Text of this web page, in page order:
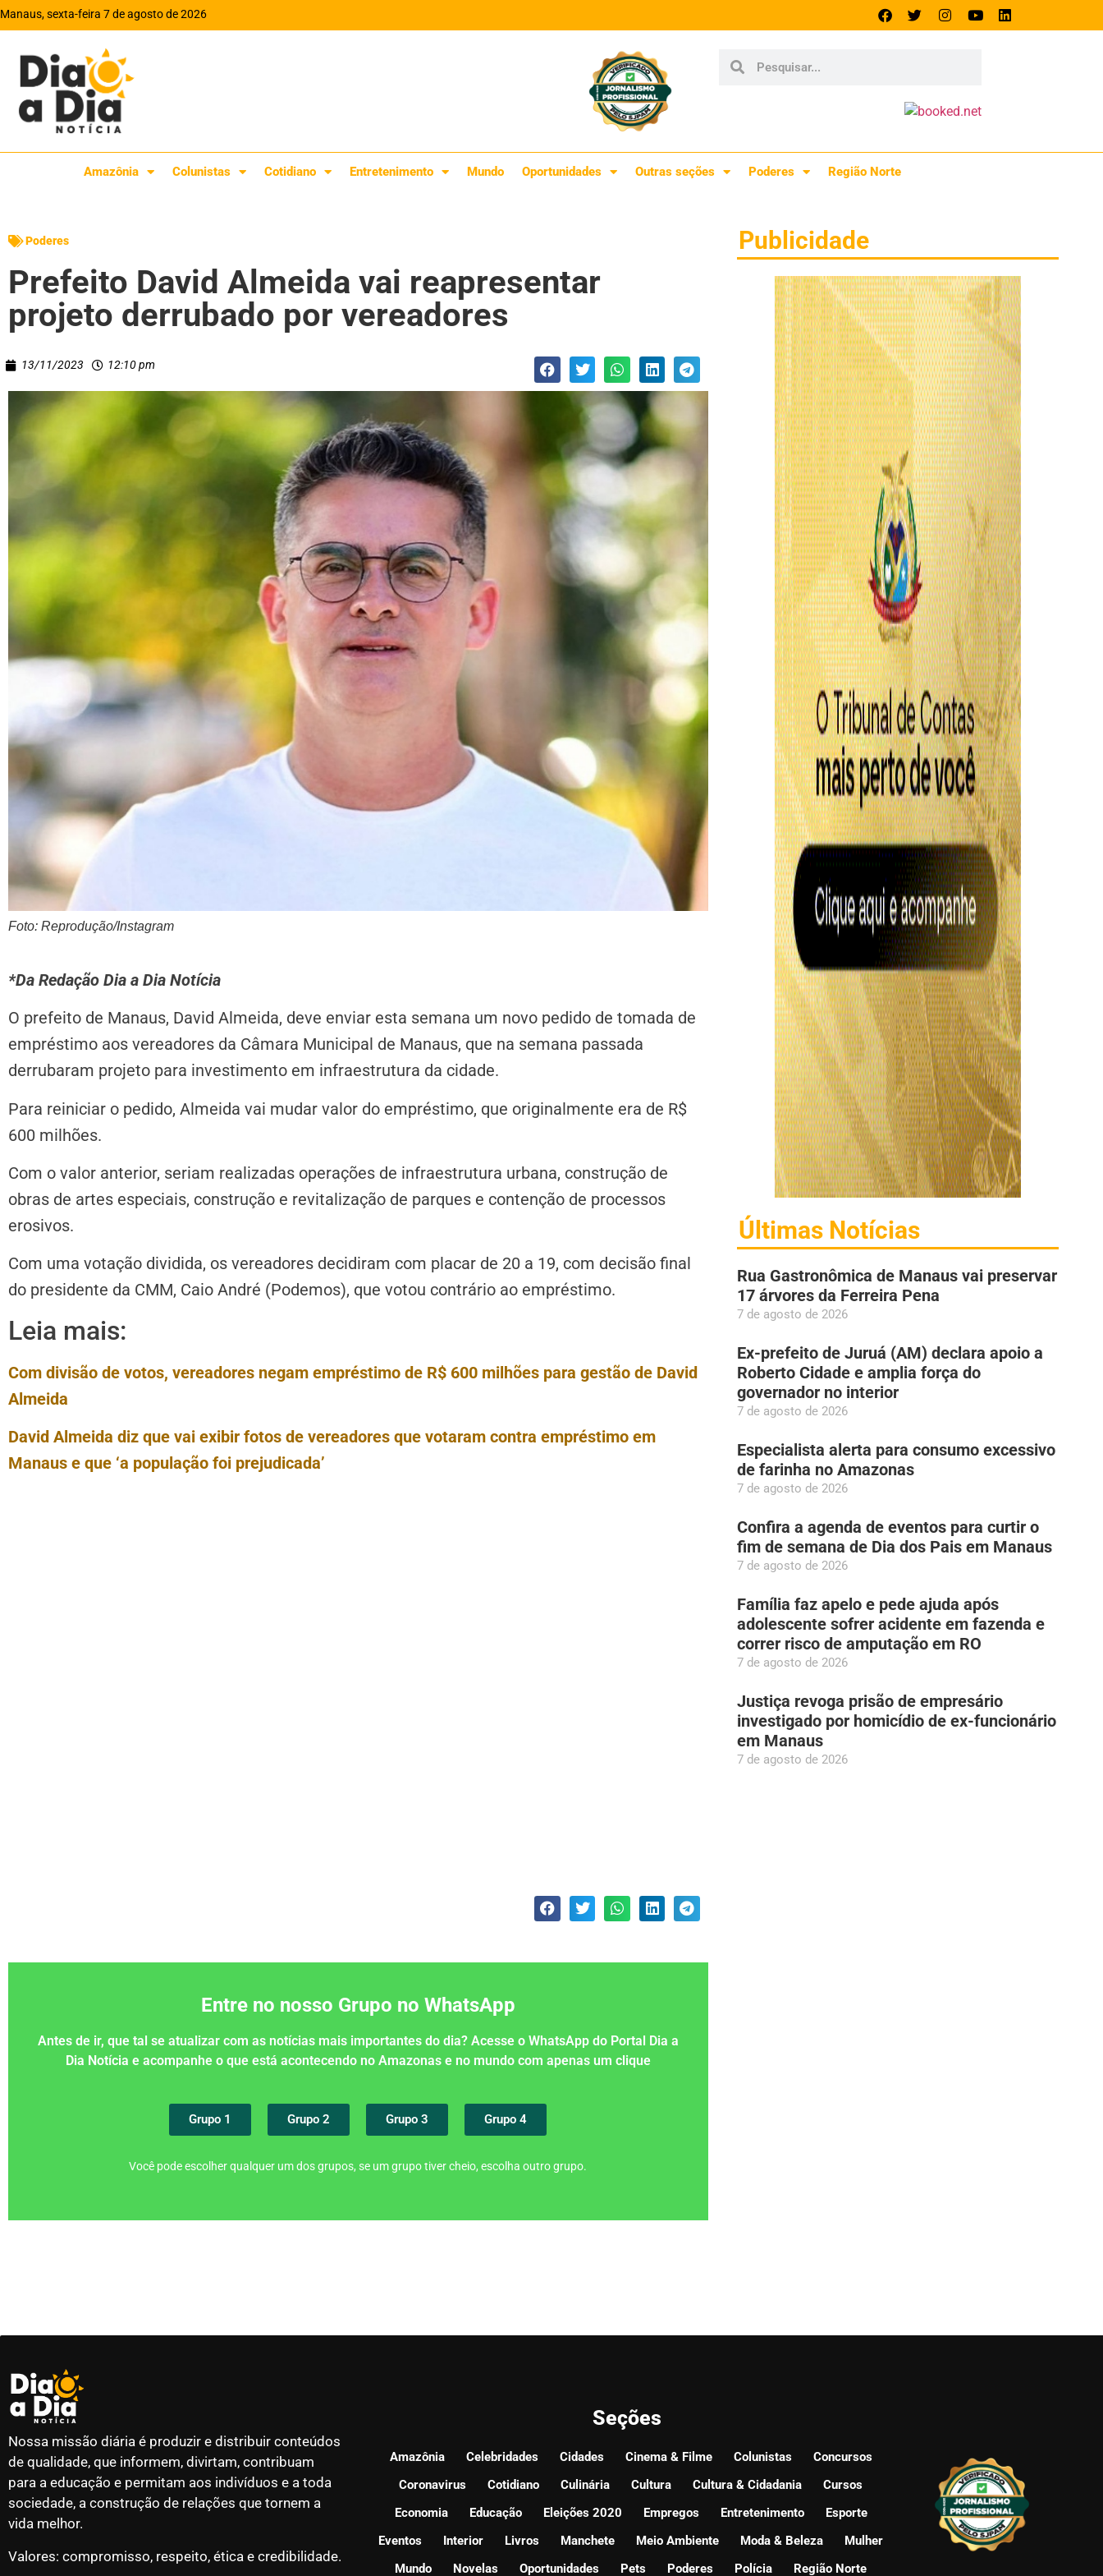
Manaus, sexta-feira 7 de agosto de 2026
Amazônia Colunistas Cotidiano Entretenimento Mundo Oportunidades Outras seções Poderes Região Norte
Poderes
Prefeito David Almeida vai reapresentar
projeto derrubado por vereadores
13/11/2023 12:10 pm
Foto: Reprodução/Instagram
*Da Redação Dia a Dia Notícia
O prefeito de Manaus, David Almeida, deve enviar esta semana um novo pedido de tomada de
empréstimo aos vereadores da Câmara Municipal de Manaus, que na semana passada
derrubaram projeto para investimento em infraestrutura da cidade.
Para reiniciar o pedido, Almeida vai mudar valor do empréstimo, que originalmente era de R$
600 milhões.
Com o valor anterior, seriam realizadas operações de infraestrutura urbana, construção de
obras de artes especiais, construção e revitalização de parques e contenção de processos
erosivos.
Com uma votação dividida, os vereadores decidiram com placar de 20 a 19, com decisão final
do presidente da CMM, Caio André (Podemos), que votou contrário ao empréstimo.
Leia mais:
Com divisão de votos, vereadores negam empréstimo de R$ 600 milhões para gestão de David
Almeida
David Almeida diz que vai exibir fotos de vereadores que votaram contra empréstimo em
Manaus e que ‘a população foi prejudicada’
Entre no nosso Grupo no WhatsApp
Antes de ir, que tal se atualizar com as notícias mais importantes do dia? Acesse o WhatsApp do Portal Dia a
Dia Notícia e acompanhe o que está acontecendo no Amazonas e no mundo com apenas um clique
Grupo 1 Grupo 2 Grupo 3 Grupo 4
Você pode escolher qualquer um dos grupos, se um grupo tiver cheio, escolha outro grupo.
Publicidade
Últimas Notícias
Rua Gastronômica de Manaus vai preservar
17 árvores da Ferreira Pena
7 de agosto de 2026
Ex-prefeito de Juruá (AM) declara apoio a
Roberto Cidade e amplia força do
governador no interior
7 de agosto de 2026
Especialista alerta para consumo excessivo
de farinha no Amazonas
7 de agosto de 2026
Confira a agenda de eventos para curtir o
fim de semana de Dia dos Pais em Manaus
7 de agosto de 2026
Família faz apelo e pede ajuda após
adolescente sofrer acidente em fazenda e
correr risco de amputação em RO
7 de agosto de 2026
Justiça revoga prisão de empresário
investigado por homicídio de ex-funcionário
em Manaus
7 de agosto de 2026
Nossa missão diária é produzir e distribuir conteúdos
de qualidade, que informem, divirtam, contribuam
para a educação e permitam aos indivíduos e a toda
sociedade, a construção de relações que tornem a
vida melhor.
Valores: compromisso, respeito, ética e credibilidade.
Seções
Amazônia Celebridades Cidades Cinema & Filme Colunistas
Concursos
Coronavirus
Cotidiano Culinária Cultura Cultura & Cidadania
Cursos
Economia
Educação Eleições 2020 Empregos Entretenimento
Esporte
Eventos
Interior Livros Manchete Meio Ambiente Moda & Beleza
Mulher
Mundo
Novelas Oportunidades Pets Poderes Polícia Região Norte